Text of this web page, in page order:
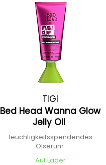
TIGI
Bed Head Wanna Glow
Jelly Oil
feuchtigkeitsspendendes
Ölserum
Auf Lager